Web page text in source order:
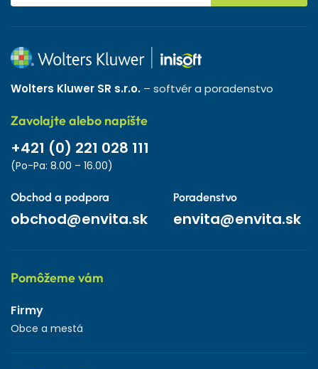
Wolters Kluwer SR s.r.o. – softvér a poradenstvo
Zavolajte alebo napíšte
+421 (0) 221 028 111
(Po-Pa: 8.00 – 16.00)
Obchod a podpora
obchod@envita.sk
Poradenstvo
envita@envita.sk
Pomôžeme vám
Firmy
Obce a mestá